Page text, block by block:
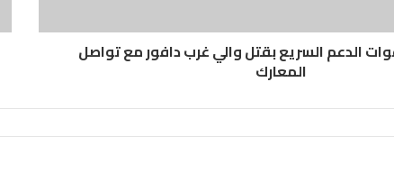
الدعم السريع بقتل والي غرب دافور مع تواصل
المعارك